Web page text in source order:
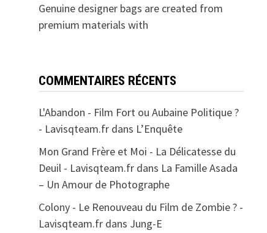
Genuine designer bags are created from
premium materials with
COMMENTAIRES RÉCENTS
L'Abandon - Film Fort ou Aubaine Politique ?
- Lavisqteam.frdans L’Enquête
Mon Grand Frère et Moi - La Délicatesse du
Deuil - Lavisqteam.frdans La Famille Asada
– Un Amour de Photographe
Colony - Le Renouveau du Film de Zombie ? -
Lavisqteam.frdans Jung-E